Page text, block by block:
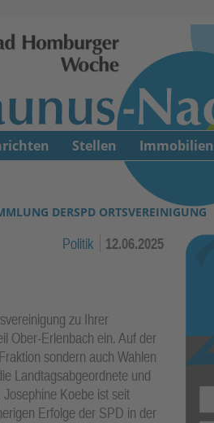
Inhalt springen ↓
DERSPD ORTSVEREINIGUNG
Politik 12.06.2025
zu Ihrer
Ober-Erlenbach ein. Auf der
sondern auch Wahlen
Landtagsabgeordnete und
Koebe ist seit
Erfolge der SPD in der
Stellen Immobilien